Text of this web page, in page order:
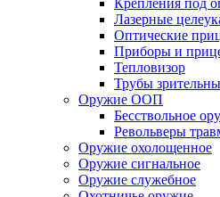
Крепления под
Лазерные
Оптические
Приборы и
Тепловизор
Трубы
Оружие ООП
Бесствольное
Револьверы
Оружие охолощенное
Оружие сигнальное
Оружие служебное